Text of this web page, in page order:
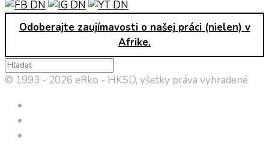
Odoberajte zaujímavosti o našej práci (nielen) v
Afrike.
© 1993 - 2026 eRko - HKSD, všetky práva vyhradené